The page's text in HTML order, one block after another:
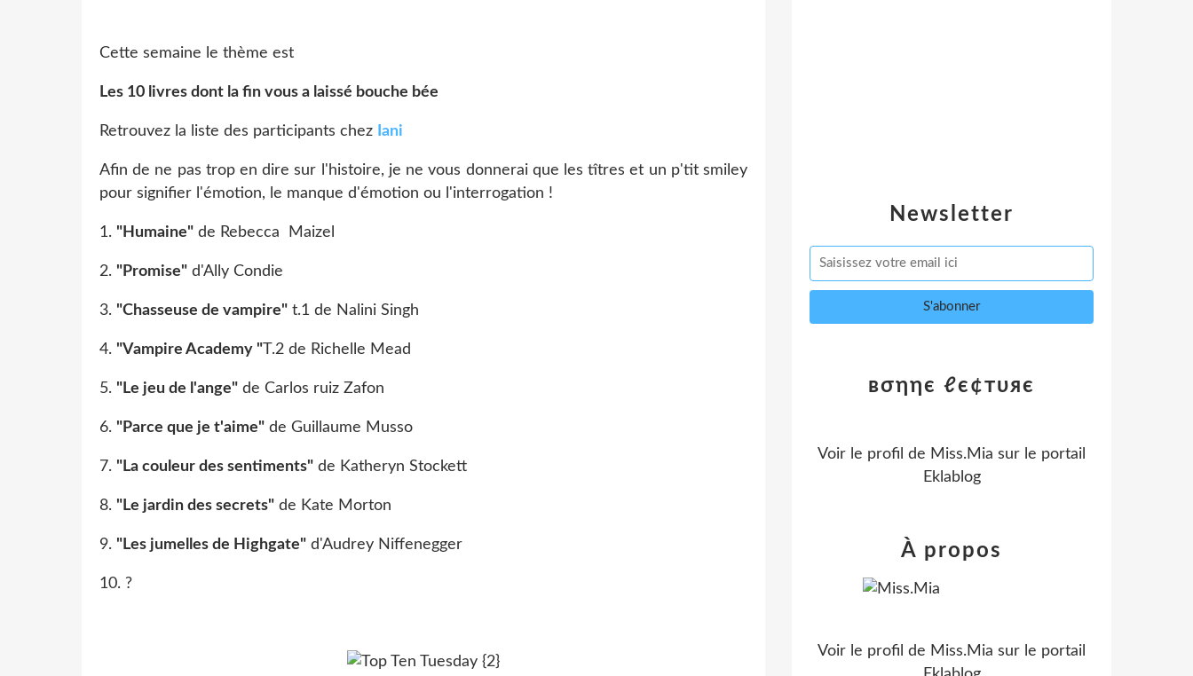
Cette semaine le thème est
Les 10 livres dont la fin vous a laissé bouche bée
Retrouvez la liste des participants chez Iani
Afin de ne pas trop en dire sur l'histoire, je ne vous donnerai que les tîtres et un p'tit smiley
pour signifier l'émotion, le manque d'émotion ou l'interrogation !
1. "Humaine" de Rebecca Maizel
2. "Promise" d'Ally Condie
3. "Chasseuse de vampire" t.1 de Nalini Singh
4. "Vampire Academy "T.2 de Richelle Mead
5. "Le jeu de l'ange" de Carlos ruiz Zafon
6. "Parce que je t'aime" de Guillaume Musso
7. "La couleur des sentiments" de Katheryn Stockett
8. "Le jardin des secrets" de Kate Morton
9. "Les jumelles de Highgate" d'Audrey Niffenegger
10. ?
Newsletter
вσηηє ℓє¢тυяє
Voir le profil de Miss.Mia sur le portail
Eklablog
À propos
Voir le profil de Miss.Mia sur le portail